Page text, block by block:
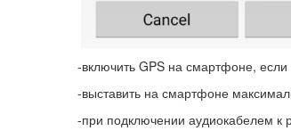
-включить GPS на смартфоне,
-выставить на смартфоне
-при подключении аудиокабелем к